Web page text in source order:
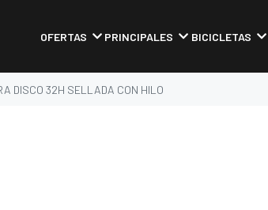
OFERTAS PRINCIPALES BICICLETAS
DISCO 32H SELLADA CON HILO